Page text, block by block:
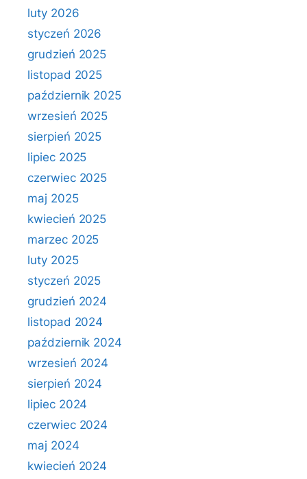
luty 2026
styczeń 2026
grudzień 2025
listopad 2025
październik 2025
wrzesień 2025
sierpień 2025
lipiec 2025
czerwiec 2025
maj 2025
kwiecień 2025
marzec 2025
luty 2025
styczeń 2025
grudzień 2024
listopad 2024
październik 2024
wrzesień 2024
sierpień 2024
lipiec 2024
czerwiec 2024
maj 2024
kwiecień 2024